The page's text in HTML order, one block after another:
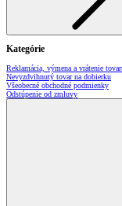
Kategórie
Reklamácia, výmena a vrátenie
Nevyzdvihnutý tovar na dobierku
Všeobecné obchodné podmienky
Odstúpenie od zmluvy